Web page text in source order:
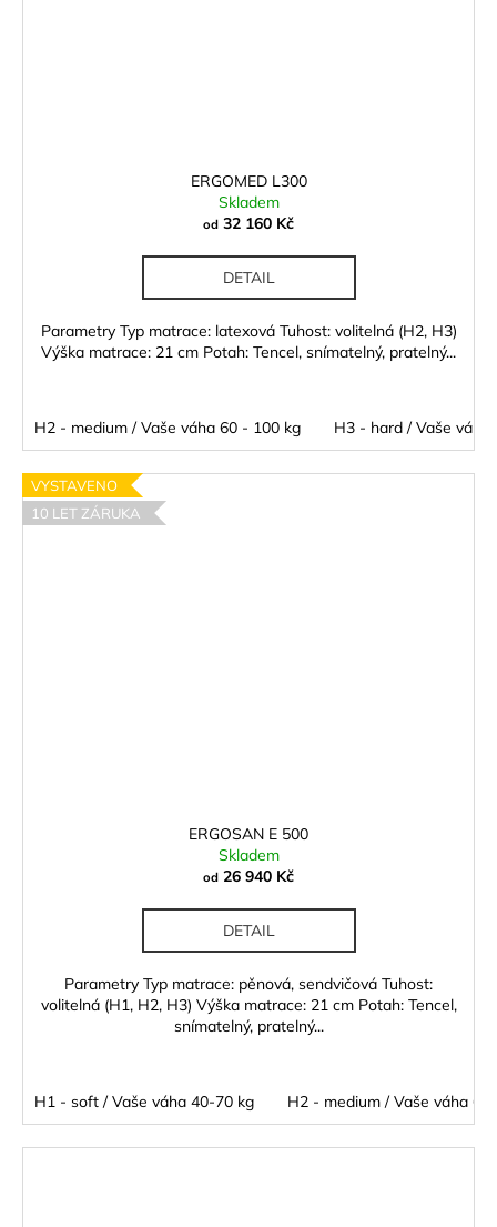
ERGOMED L300
Skladem
od 32 160 Kč
DETAIL
Parametry Typ matrace: latexová Tuhost: volitelná (H2, H3)
Výška matrace: 21 cm Potah: Tencel, snímatelný, pratelný...
H2 - medium / Vaše váha 60 - 100 kg H3 - hard / Vaše váha
VYSTAVENO
10 LET ZÁRUKA
ERGOSAN E 500
Skladem
od 26 940 Kč
DETAIL
Parametry Typ matrace: pěnová, sendvičová Tuhost:
volitelná (H1, H2, H3) Výška matrace: 21 cm Potah: Tencel,
snímatelný, pratelný...
H1 - soft / Vaše váha 40-70 kg H2 - medium / Vaše váha 60